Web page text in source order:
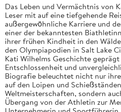
Das Leben und Vermächtnis von
Leser mit auf eine tiefgehende
außergewöhnliche Karriere und
einer der bekanntesten
ihrer frühen Kindheit in den
den Olympiapodien in Salt Lake
Kati Wilhelms Geschichte
Entschlossenheit und
Biografie beleuchtet nicht nur
auf den Loipen und
Weltmeisterschaften, sondern
Übergang von der Athletin zur